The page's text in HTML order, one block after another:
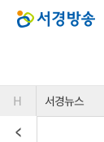
H 서경뉴스